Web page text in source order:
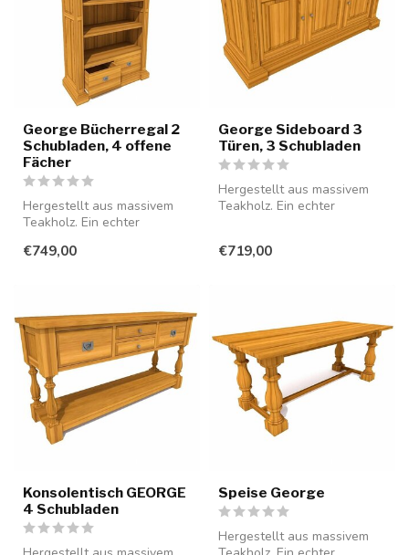
George Bücherregal 2
Schubladen, 4 offene
Fächer
Hergestellt aus massivem
Teakholz. Ein echter
€749,00
George Sideboard 3
Türen, 3 Schubladen
Hergestellt aus massivem
Teakholz. Ein echter
€719,00
Konsolentisch GEORGE
4 Schubladen
Speise George
Hergestellt aus massivem